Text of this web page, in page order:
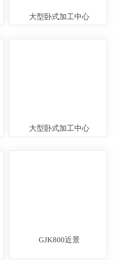
大型卧式加工中心
大型卧式加工中心
GJK800近景